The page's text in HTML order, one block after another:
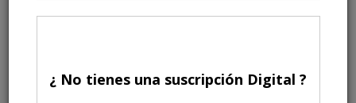
¿ No tienes una suscripción Digital ?